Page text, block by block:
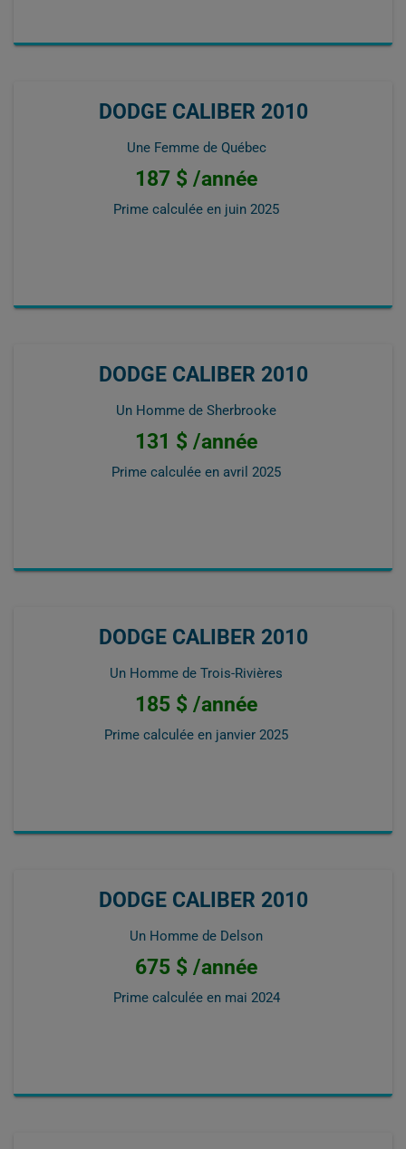
DODGE CALIBER 2010
Une Femme de Québec
187 $ /année
Prime calculée en juin 2025
DODGE CALIBER 2010
Un Homme de Sherbrooke
131 $ /année
Prime calculée en avril 2025
DODGE CALIBER 2010
Un Homme de Trois-Rivières
185 $ /année
Prime calculée en janvier 2025
DODGE CALIBER 2010
Un Homme de Delson
675 $ /année
Prime calculée en mai 2024